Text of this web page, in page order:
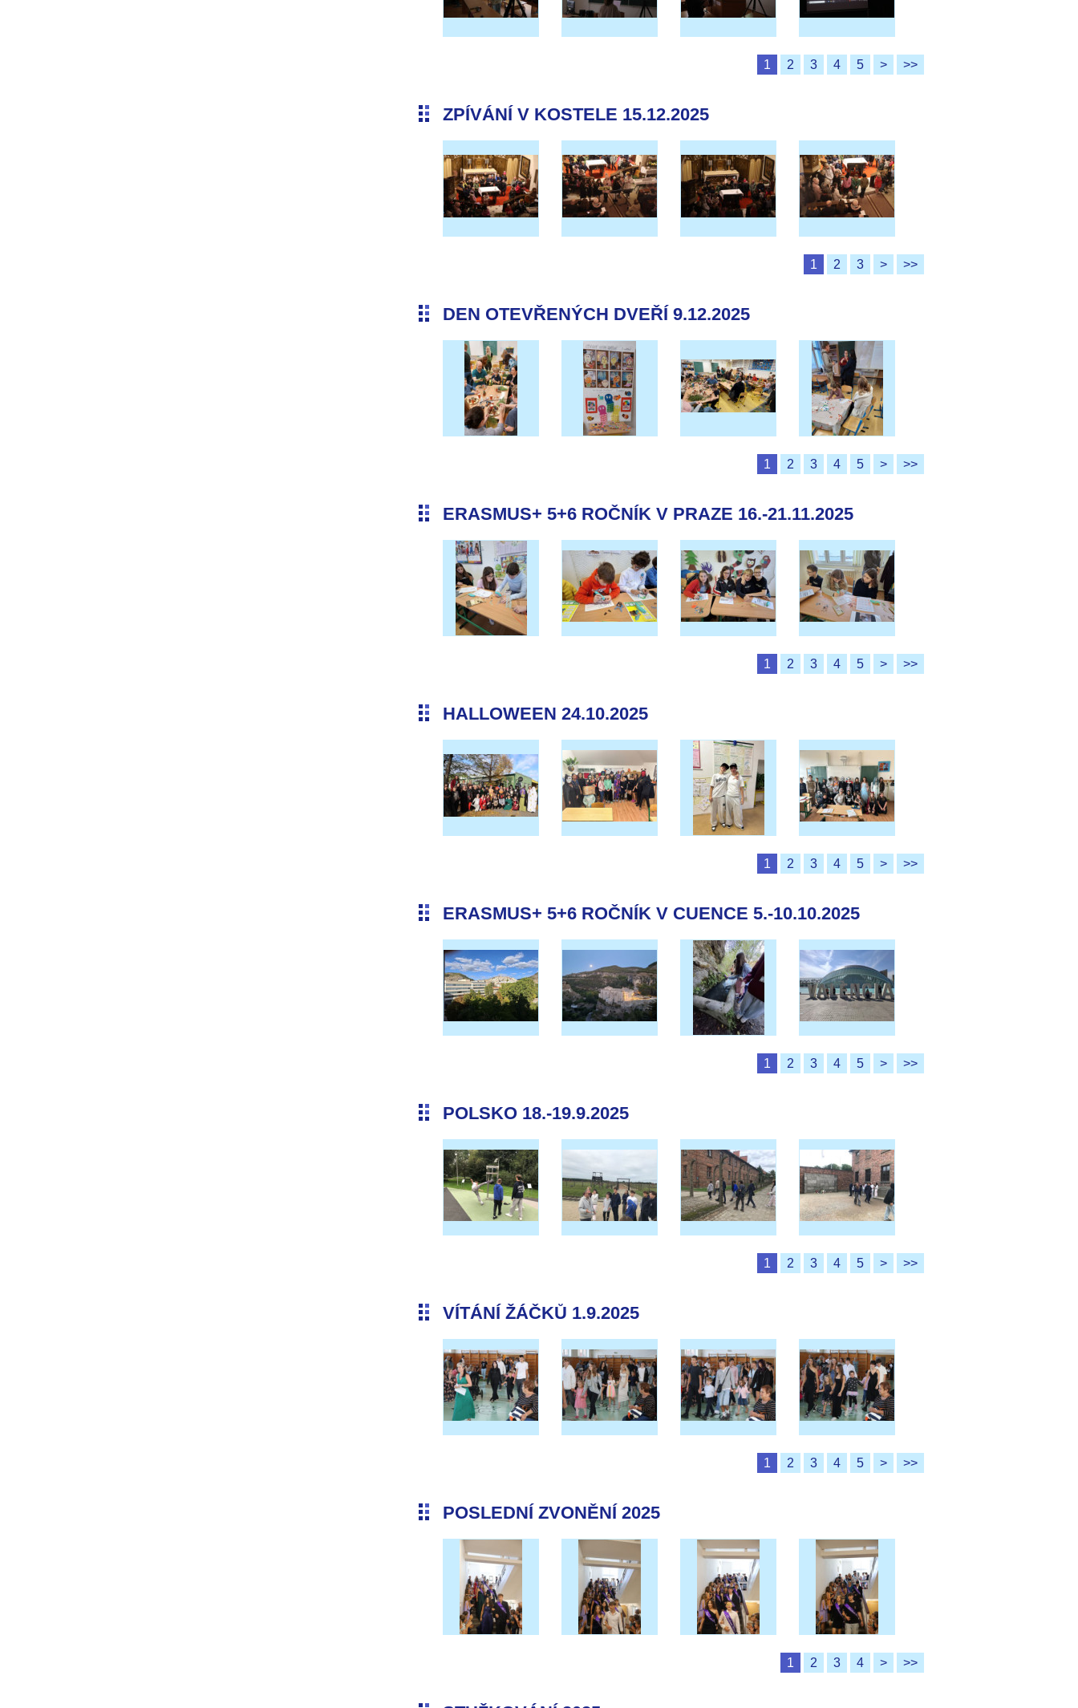
1 2 3 4 5 > >>
ZPÍVÁNÍ V KOSTELE 15.12.2025
1 2 3 > >>
DEN OTEVŘENÝCH DVEŘÍ 9.12.2025
1 2 3 4 5 > >>
ERASMUS+ 5+6 ROČNÍK V PRAZE 16.-21.11.2025
1 2 3 4 5 > >>
HALLOWEEN 24.10.2025
1 2 3 4 5 > >>
ERASMUS+ 5+6 ROČNÍK V CUENCE 5.-10.10.2025
1 2 3 4 5 > >>
POLSKO 18.-19.9.2025
1 2 3 4 5 > >>
VÍTÁNÍ ŽÁČKŮ 1.9.2025
1 2 3 4 5 > >>
POSLEDNÍ ZVONĚNÍ 2025
1 2 3 4 > >>